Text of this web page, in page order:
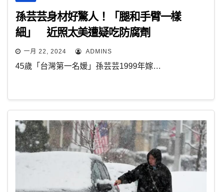
孫芸芸身材好驚人！「腿和手臂一樣
細」 近照太美遭疑吃防腐劑
一月 22, 2024 ADMINS
45歲「台灣第一名媛」孫芸芸1999年嫁…